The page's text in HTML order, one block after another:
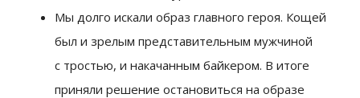
Мы долго искали образ главного героя. Кощей
был и зрелым представительным мужчиной
с тростью, и накачанным байкером. В итоге
приняли решение остановиться на образе